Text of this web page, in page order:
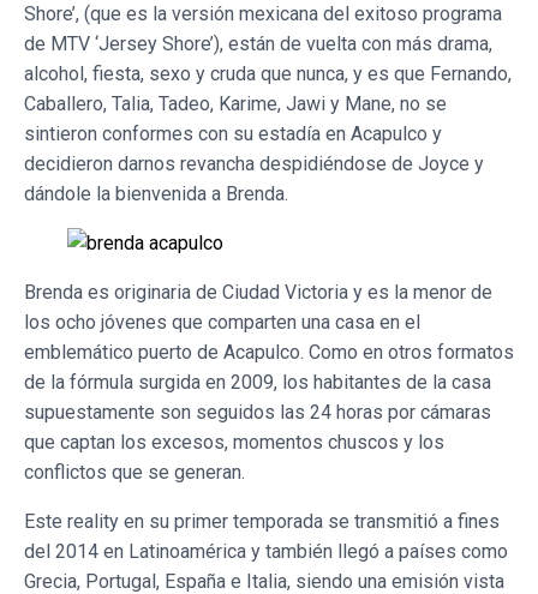
Shore’, (que es la versión mexicana del exitoso programa
de MTV ‘Jersey Shore’), están de vuelta con más drama,
alcohol, fiesta, sexo y cruda que nunca, y es que Fernando,
Caballero, Talia, Tadeo, Karime, Jawi y Mane, no se
sintieron conformes con su estadía en Acapulco y
decidieron darnos revancha despidiéndose de Joyce y
dándole la bienvenida a Brenda.
Brenda es originaria de Ciudad Victoria y es la menor de
los ocho jóvenes que comparten una casa en el
emblemático puerto de Acapulco. Como en otros formatos
de la fórmula surgida en 2009, los habitantes de la casa
supuestamente son seguidos las 24 horas por cámaras
que captan los excesos, momentos chuscos y los
conflictos que se generan.
Este reality en su primer temporada se transmitió a fines
del 2014 en Latinoamérica y también llegó a países como
Grecia, Portugal, España e Italia, siendo una emisión vista